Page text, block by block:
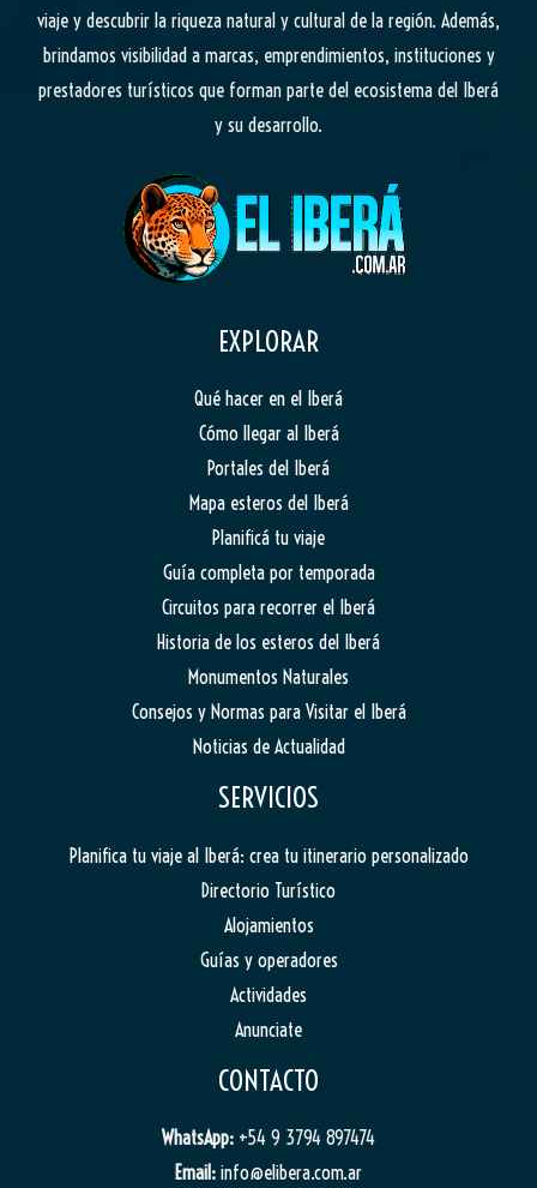
viaje y descubrir la riqueza natural y cultural de la región. Además,
brindamos visibilidad a marcas, emprendimientos, instituciones y
prestadores turísticos que forman parte del ecosistema del Iberá
y su desarrollo.
EXPLORAR
Qué hacer en el Iberá
Cómo llegar al Iberá
Portales del Iberá
Mapa esteros del Iberá
Planificá tu viaje
Guía completa por temporada
Circuitos para recorrer el Iberá
Historia de los esteros del Iberá
Monumentos Naturales
Consejos y Normas para Visitar el Iberá
Noticias de Actualidad
SERVICIOS
Planifica tu viaje al Iberá: crea tu itinerario personalizado
Directorio Turístico
Alojamientos
Guías y operadores
Actividades
Anunciate
CONTACTO
WhatsApp: +54 9 3794 897474
Email: info@elibera.com.ar